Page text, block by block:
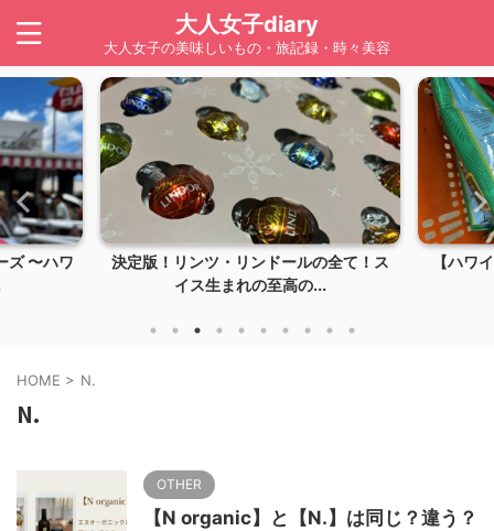
大人女子diary
大人女子の美味しいもの・旅記録・時々美容
〜ハワ
決定版！リンツ・リンドールの全て！ス
イス生まれの至高の...
【ハワ
HOME > N.
N.
OTHER
【N organic】と【N.】は同じ？違う？